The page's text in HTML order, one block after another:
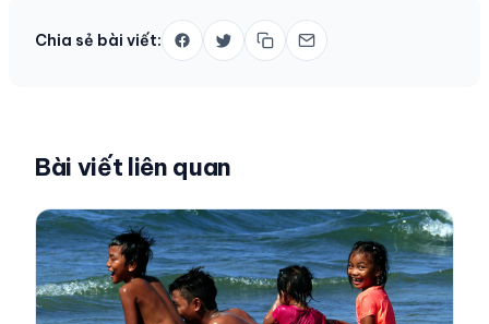
Chia sẻ bài viết:
Bài viết liên quan